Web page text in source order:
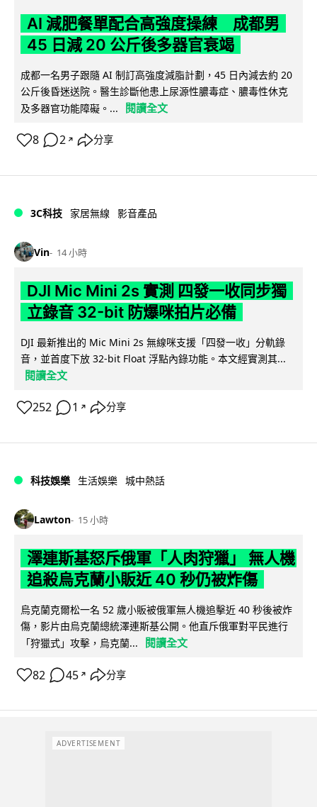
AI 減肥餐單配合高強度操練 成都男
45 日減 20 公斤後多器官衰竭
成都一名男子跟隨 AI 制訂高強度減脂計劃，45 日內減去約 20
公斤後昏迷送院。醫生診斷他患上尿源性膿毒症、膿毒性休克
及多器官功能障礙。...
閱讀全文
8 2 ↗ 分享
3C科技 家居無線 影音產品
Vin 14 小時
DJI Mic Mini 2s 實測 四發一收同步獨
立錄音 32-bit 防爆咪拍片必備
DJI 最新推出的 Mic Mini 2s 無線咪支援「四發一收」分軌錄
音，並首度下放 32-bit Float 浮點內錄功能。本文經實測其...
閱讀全文
252 1 ↗ 分享
科技娛樂 生活娛樂 城中熱話
Lawton 15 小時
澤連斯基怒斥俄軍「人肉狩獵」 無人機
追殺烏克蘭小販近 40 秒仍被炸傷
烏克蘭克爾松一名 52 歲小販被俄軍無人機追擊近 40 秒後被炸
傷，影片由烏克蘭總統澤連斯基公開。他直斥俄軍對平民進行
「狩獵式」攻擊，烏克蘭...
閱讀全文
82 45 ↗ 分享
ADVERTISEMENT